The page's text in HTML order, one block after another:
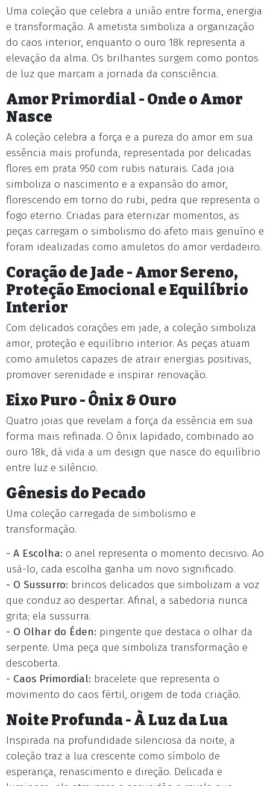
Uma coleção que celebra a união entre forma, energia
e transformação. A ametista simboliza a organização
do caos interior, enquanto o ouro 18k representa a
elevação da alma. Os brilhantes surgem como pontos
de luz que marcam a jornada da consciência.
Amor Primordial - Onde o Amor
Nasce
A coleção celebra a força e a pureza do amor em sua
essência mais profunda, representada por delicadas
flores em prata 950 com rubis naturais. Cada joia
simboliza o nascimento e a expansão do amor,
florescendo em torno do rubi, pedra que representa o
fogo eterno. Criadas para eternizar momentos, as
peças carregam o simbolismo do afeto mais genuíno e
foram idealizadas como amuletos do amor verdadeiro.
Coração de Jade - Amor Sereno,
Proteção Emocional e Equilíbrio
Interior
Com delicados corações em jade, a coleção simboliza
amor, proteção e equilíbrio interior. As peças atuam
como amuletos capazes de atrair energias positivas,
promover serenidade e inspirar renovação.
Eixo Puro - Ônix & Ouro
Quatro joias que revelam a força da essência em sua
forma mais refinada. O ônix lapidado, combinado ao
ouro 18k, dá vida a um design que nasce do equilíbrio
entre luz e silêncio.
Gênesis do Pecado
Uma coleção carregada de simbolismo e
transformação.
- A Escolha: o anel representa o momento decisivo. Ao
usá-lo, cada escolha ganha um novo significado.
- O Sussurro: brincos delicados que simbolizam a voz
que conduz ao despertar. Afinal, a sabedoria nunca
grita; ela sussurra.
- O Olhar do Éden: pingente que destaca o olhar da
serpente. Uma peça que simboliza transformação e
descoberta.
- Caos Primordial: bracelete que representa o
movimento do caos fértil, origem de toda criação.
Noite Profunda - À Luz da Lua
Inspirada na profundidade silenciosa da noite, a
coleção traz a lua crescente como símbolo de
esperança, renascimento e direção. Delicada e